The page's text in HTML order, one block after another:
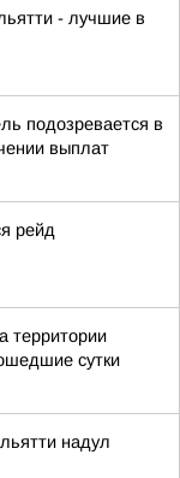
- лучшие в
подозревается в
выплат
рейд
территории
сутки
надул